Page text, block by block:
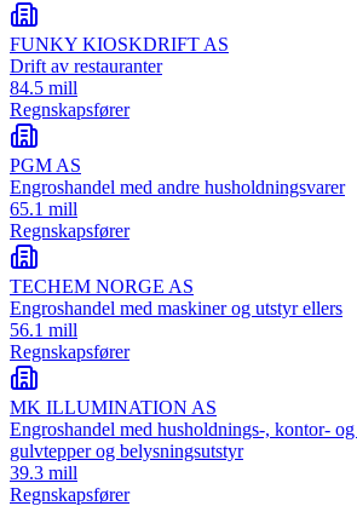
FUNKY KIOSKDRIFT AS
Drift av restauranter
84.5 mill
Regnskapsfører
PGM AS
Engroshandel med andre husholdningsvarer
65.1 mill
Regnskapsfører
TECHEM NORGE AS
Engroshandel med maskiner og utstyr ellers
56.1 mill
Regnskapsfører
MK ILLUMINATION AS
Engroshandel med husholdnings-, kontor-
gulvtepper og belysningsutstyr
39.3 mill
Regnskapsfører